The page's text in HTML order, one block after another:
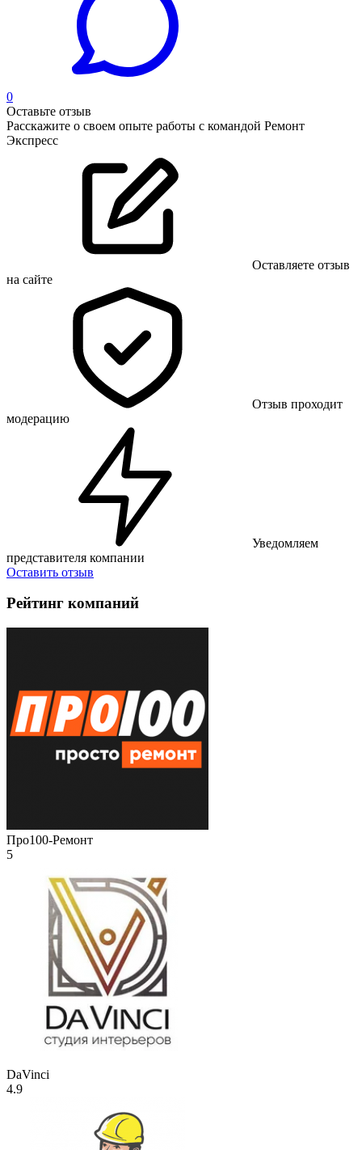
0
Оставьте отзыв
Расскажите о своем опыте работы с командой Ремонт
Экспресс
Оставляете отзыв
на сайте
Отзыв проходит
модерацию
Уведомляем
представителя компании
Оставить отзыв
Рейтинг компаний
Про100-Ремонт
5
DaVinci
4.9